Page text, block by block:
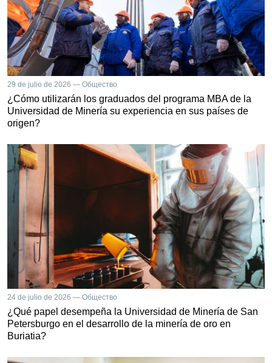
29 de julio de 2026 — Общество
¿Cómo utilizarán los graduados del programa MBA de la
Universidad de Minería su experiencia en sus países de
origen?
24 de julio de 2026 — Общество
¿Qué papel desempeña la Universidad de Minería de San
Petersburgo en el desarrollo de la minería de oro en
Buriatia?